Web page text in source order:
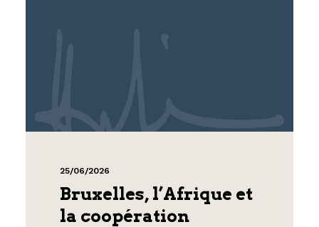
25/06/2026
Bruxelles, l’Afrique et
la coopération